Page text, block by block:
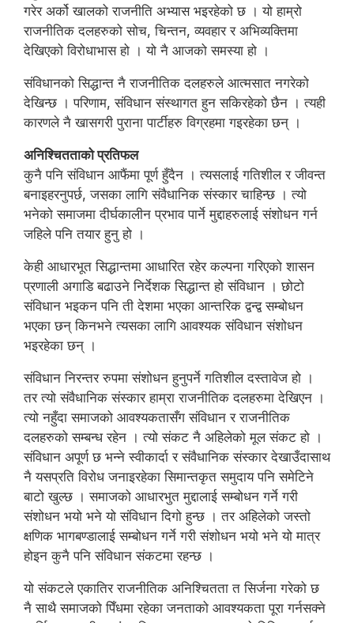
गरेर अर्को खालको राजनीति अभ्यास भइरहेको छ । यो हाम्रो
राजनीतिक दलहरुको सोच, चिन्तन, व्यवहार र अभिव्यक्तिमा
देखिएको विरोधाभास हो । यो नै आजको समस्या हो ।
संविधानको सिद्धान्त नै राजनीतिक दलहरुले आत्मसात नगरेको
देखिन्छ । परिणाम, संविधान संस्थागत हुन सकिरहेको छैन । त्यही
कारणले नै खासगरी पुराना पार्टीहरु विग्रहमा गइरहेका छन् ।
अनिश्चितताको प्रतिफल
कुनै पनि संविधान आफैंमा पूर्ण हुँदैन । त्यसलाई गतिशील र जीवन्त
बनाइहरनुपर्छ, जसका लागि संवैधानिक संस्कार चाहिन्छ । त्यो
भनेको समाजमा दीर्घकालीन प्रभाव पार्ने मुद्दाहरुलाई संशोधन गर्न
जहिले पनि तयार हुनु हो ।
केही आधारभूत सिद्धान्तमा आधारित रहेर कल्पना गरिएको शासन
प्रणाली अगाडि बढाउने निर्देशक सिद्धान्त हो संविधान । छोटो
संविधान भइकन पनि ती देशमा भएका आन्तरिक द्वन्द्व सम्बोधन
भएका छन् किनभने त्यसका लागि आवश्यक संविधान संशोधन
भइरहेका छन् ।
संविधान निरन्तर रुपमा संशोधन हुनुपर्ने गतिशील दस्तावेज हो ।
तर त्यो संवैधानिक संस्कार हाम्रा राजनीतिक दलहरुमा देखिएन ।
त्यो नहुँदा समाजको आवश्यकतासँग संविधान र राजनीतिक
दलहरुको सम्बन्ध रहेन । त्यो संकट नै अहिलेको मूल संकट हो ।
संविधान अपूर्ण छ भन्ने स्वीकार्दा र संवैधानिक संस्कार देखाउँदासाथ
नै यसप्रति विरोध जनाइरहेका सिमान्तकृत समुदाय पनि समेटिने
बाटो खुल्छ । समाजको आधारभुत मुद्दालाई सम्बोधन गर्ने गरी
संशोधन भयो भने यो संविधान दिगो हुन्छ । तर अहिलेको जस्तो
क्षणिक भागबण्डालाई सम्बोधन गर्ने गरी संशोधन भयो भने यो मात्र
होइन कुनै पनि संविधान संकटमा रहन्छ ।
यो संकटले एकातिर राजनीतिक अनिश्चितता त सिर्जना गरेको छ
नै साथै समाजको पिँधमा रहेका जनताको आवश्यकता पूरा गर्नसक्ने